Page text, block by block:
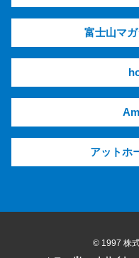
富士山マ
アットホ
© 1997 株